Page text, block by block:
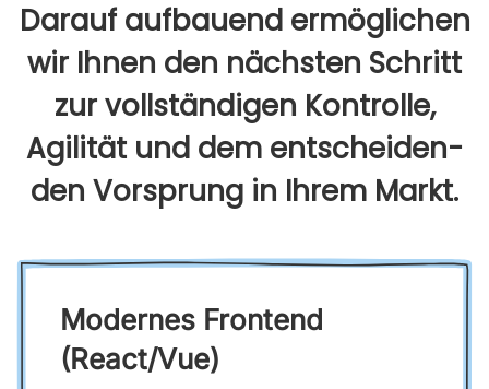
Dar­auf auf­bau­end ermög­li­chen
wir Ihnen den nächs­ten Schritt
zur voll­stän­di­gen Kon­trol­le,
Agi­li­tät und dem ent­schei­den­
den Vor­sprung in Ihrem Markt.
Moder­nes Front­end
(React/Vue)